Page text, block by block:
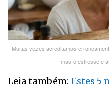
Muitas vezes acreditamos
mas o estresse e
Leia também: Estes 5